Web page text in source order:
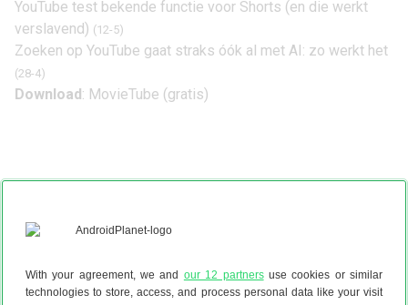
With your agreement, we and our 12 partnersuse cookies or similar
technologies to store, access, and process personal data like your visit
YouTube test bekende functie voor Shorts (en die werkt
verslavend) (12-5)
Zoeken op YouTube gaat straks óók al met AI: zo werkt het
(28-4)
Download: MovieTube (gratis)